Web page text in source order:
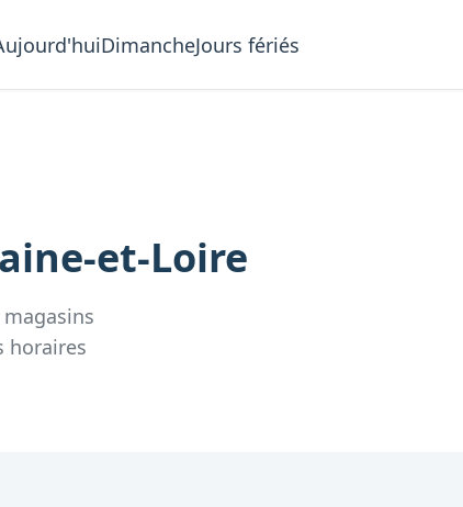
DimancheJours fériés
et-Loire
magasins
horaires